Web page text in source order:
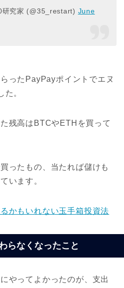
究家 (@35_restart) June
ったPayPayポイントでエヌ
た。
残高はBTCやETHを買って
ったもの、当たれば儲けも
います。
かもいれない玉手箱投資法
らなくなったこと
やってよかったのが、支出